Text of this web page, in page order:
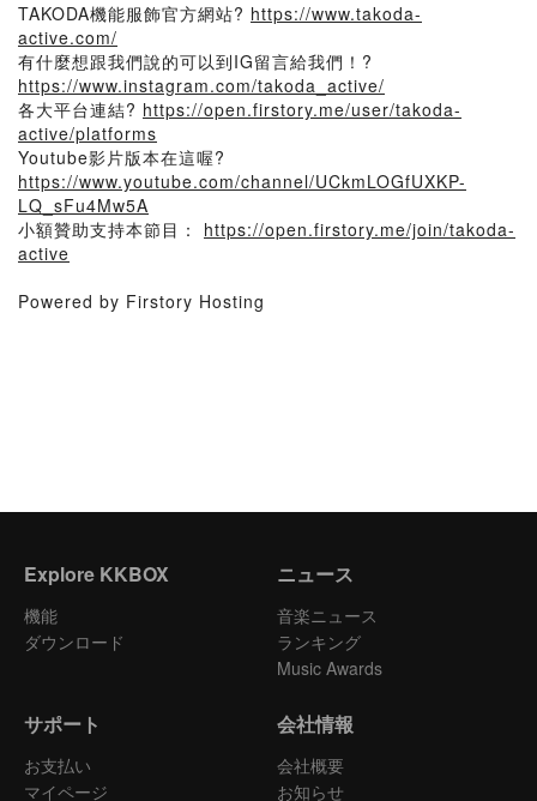
TAKODA機能服飾官方網站? https://www.takoda-
active.com/
有什麼想跟我們說的可以到IG留言給我們！?
https://www.instagram.com/takoda_active/
各大平台連結? https://open.firstory.me/user/takoda-
active/platforms
Youtube影片版本在這喔?
https://www.youtube.com/channel/UCkmLOGfUXKP-
LQ_sFu4Mw5A
小額贊助支持本節目： https://open.firstory.me/join/takoda-
active
Powered by Firstory Hosting
Explore KKBOX
機能
ダウンロード
ニュース
音楽ニュース
ランキング
Music Awards
サポート
お支払い
マイページ
会社情報
会社概要
お知らせ